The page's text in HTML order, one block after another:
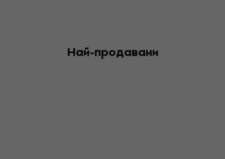
Най-продавани